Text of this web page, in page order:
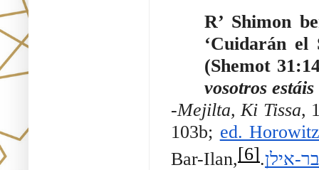
R’ Shimon
‘Cuidarán el
(Shemot
vosotros
-Mejilta, Ki Tissa, מכילתא דרבי ישמעאל, כי תשא 1, ed. Friedmann,
103b; ed.
Bar-Ilan,
אילן.
[6]